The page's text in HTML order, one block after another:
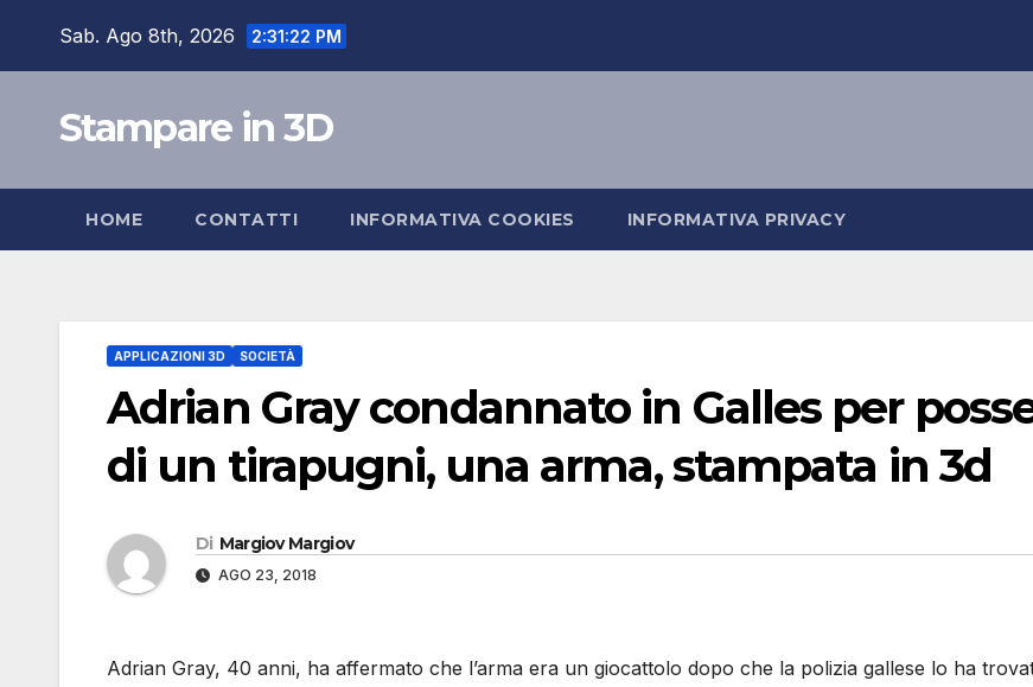
Sab. Ago 8th, 2026 2:31:23 PM
Stampare in 3D
HOME CONTATTI INFORMATIVA COOKIES INFORMATIVA PRIVACY
APPLICAZIONI 3D SOCIETÀ
Adrian Gray condannato in Galles per
di un tirapugni, una arma, stampata in 3d
Di Margiov Margiov
AGO 23, 2018
Adrian Gray, 40 anni, ha affermato che l’arma era un giocattolo dopo che la polizia gallese lo ha